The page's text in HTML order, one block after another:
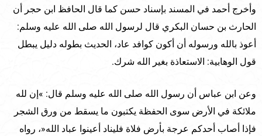
وأخرج أحمد في المسند بإسناد حسن كما قال الحافظ ابن حجر أن
الحارث بن حسان البكري قال لرسول الله صلى الله عليه وسلم:
أعوذ بالله ورسوله أن أكون كوافد عاد، الحديث بطوله دليل يبطل
قول الوهابية: الاستعاذة بغير الله شرك.
وعن ابن عباس أن رسول الله صلى الله عليه وسلم قال: »إن لله
ملائكة في الأرض سوى الحفظة يكتبون ما يسقط من ورق الشجر
فإذا أصاب أحدكم عرجة بأرض فلاة فليناد أعينوا عباد الله«، رواه